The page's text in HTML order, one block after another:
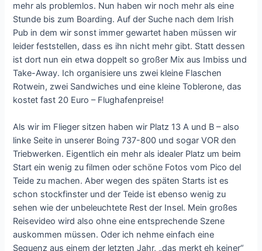
mehr als problemlos. Nun haben wir noch mehr als eine
Stunde bis zum Boarding. Auf der Suche nach dem Irish
Pub in dem wir sonst immer gewartet haben müssen wir
leider feststellen, dass es ihn nicht mehr gibt. Statt dessen
ist dort nun ein etwa doppelt so großer Mix aus Imbiss und
Take-Away. Ich organisiere uns zwei kleine Flaschen
Rotwein, zwei Sandwiches und eine kleine Toblerone, das
kostet fast 20 Euro – Flughafenpreise!
Als wir im Flieger sitzen haben wir Platz 13 A und B – also
linke Seite in unserer Boing 737-800 und sogar VOR den
Triebwerken. Eigentlich ein mehr als idealer Platz um beim
Start ein wenig zu filmen oder schöne Fotos vom Pico del
Teide zu machen. Aber wegen des späten Starts ist es
schon stockfinster und der Teide ist ebenso wenig zu
sehen wie der unbeleuchtete Rest der Insel. Mein großes
Reisevideo wird also ohne eine entsprechende Szene
auskommen müssen. Oder ich nehme einfach eine
Sequenz aus einem der letzten Jahr, „das merkt eh keiner“